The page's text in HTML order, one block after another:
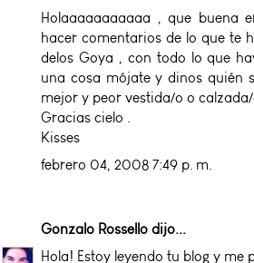
Holaaaaaaaaaaa , que buena
hacer comentarios de lo que te
delos Goya , con todo lo que
una cosa mójate y dinos quién
mejor y peor vestida/o o
Gracias cielo .
Kisses
febrero 04, 2008 7:49 p. m.
Gonzalo Rossello dijo...
Hola! Estoy leyendo tu blog y me